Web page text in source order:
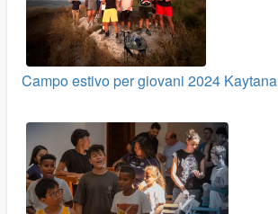
Campo estivo per giovani 2024 Kaytana